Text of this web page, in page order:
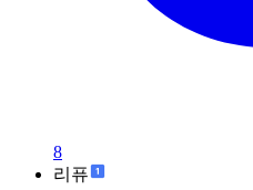
8
리퓨